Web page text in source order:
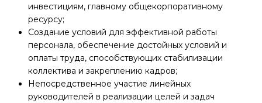
инвестициям, главному общекорпоративному
ресурсу;
Создание условий для эффективной работы
персонала, обеспечение достойных условий и
оплаты труда, способствующих стабилизации
коллектива и закреплению кадров;
Непосредственное участие линейных
руководителей в реализации целей и задач